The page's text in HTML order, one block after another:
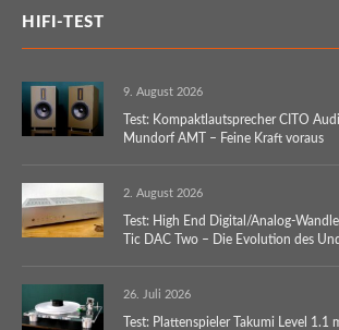
HIFI-TEST
9. August 2026
Test: Kompaktlautsprecher CITO
Mundorf AMT – Feine Kraft voraus
2. August 2026
Test: High End Digital/Analog-
Tic DAC Two – Die Evolution des
26. Juli 2026
Test: Plattenspieler Takumi Level 1.1